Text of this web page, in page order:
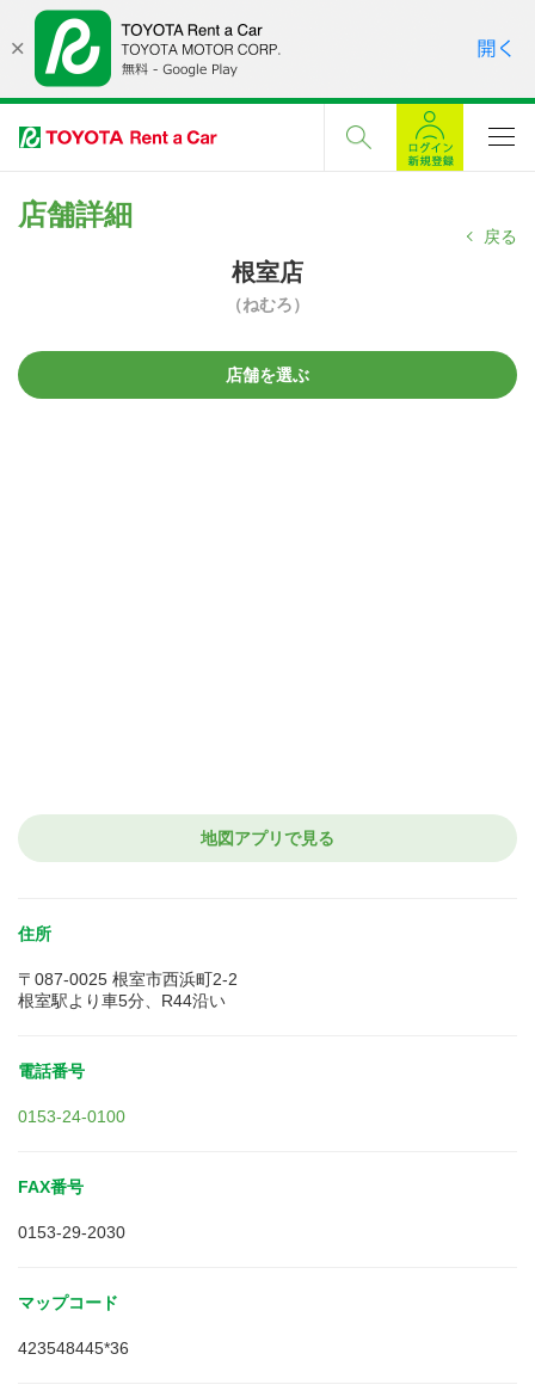
店舗詳細
戻る
根室店
（ねむろ）
店舗を選ぶ
地図アプリで見る
住所
〒087-0025 根室市西浜町2-2
根室駅より車5分、R44沿い
電話番号
0153-24-0100
FAX番号
0153-29-2030
マップコード
423548445*36